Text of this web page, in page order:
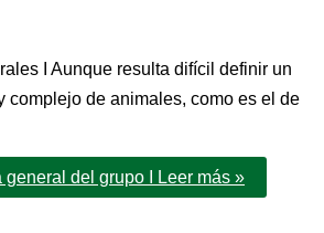
I Aunque resulta difícil definir un
complejo de animales, como es el de
del grupo I Leer más »